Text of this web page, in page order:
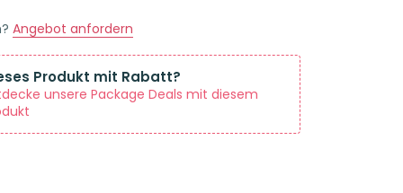
Angebot anfordern
Produkt mit Rabatt?
unsere Package Deals mit diesem